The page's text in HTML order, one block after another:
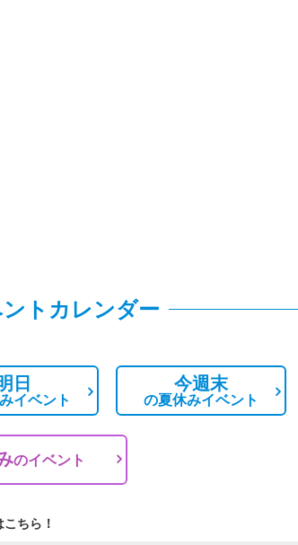
トカレンダー
日
イベント
今週末
の夏休みイベント
のイベント
ちら！